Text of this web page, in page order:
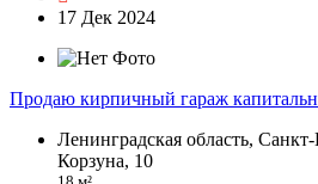
17 Дек 2024
Продаю кирпичный гараж
Ленинградская область,
Корзуна, 10